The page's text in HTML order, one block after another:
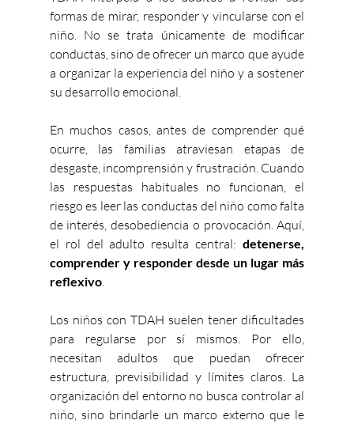
formas de mirar, responder y vincularse con el
niño. No se trata únicamente de modificar
conductas, sino de ofrecer un marco que ayude
a organizar la experiencia del niño y a sostener
su desarrollo emocional.
En muchos casos, antes de comprender qué
ocurre, las familias atraviesan etapas de
desgaste, incomprensión y frustración. Cuando
las respuestas habituales no funcionan, el
riesgo es leer las conductas del niño como falta
de interés, desobediencia o provocación. Aquí,
el rol del adulto resulta central: detenerse,
comprender y responder desde un lugar más
reflexivo.
Los niños con TDAH suelen tener dificultades
para regularse por sí mismos. Por ello,
necesitan adultos que puedan ofrecer
estructura, previsibilidad y límites claros. La
organización del entorno no busca controlar al
niño, sino brindarle un marco externo que le